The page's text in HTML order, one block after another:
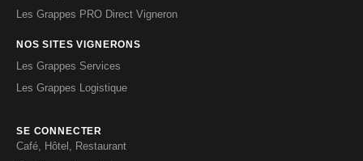
Les Grappes PRO Direct Vigneron
NOS SITES VIGNERONS
Les Grappes Services
Les Grappes Logistique
SE CONNECTER
Café, Hôtel, Restaurant